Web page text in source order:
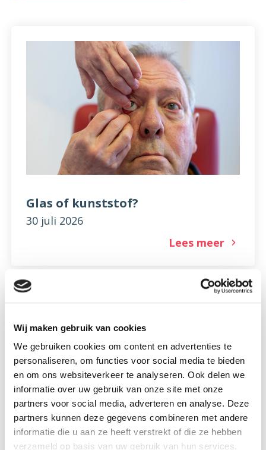
Wij maken gebruik van cookies
We gebruiken cookies om content en advertenties te
personaliseren, om functies voor social media te bieden
en om ons websiteverkeer te analyseren. Ook delen we
informatie over uw gebruik van onze site met onze
partners voor social media, adverteren en analyse. Deze
partners kunnen deze gegevens combineren met andere
informatie die u aan ze heeft verstrekt of die ze hebben
verzameld op basis van uw gebruik van hun services.
Glas of kunststof?
30 juli 2026
Lees meer